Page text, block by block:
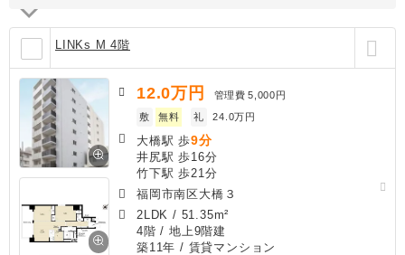
LINKs M 4階
12.0万円 管理費 5,000円
敷
無料 礼 24.0万円
大橋駅 歩9分
井尻駅 歩16分
竹下駅 歩21分
福岡市南区大橋３
2LDK / 51.35m²
4階 / 地上9階建
築11年 / 賃貸マンション